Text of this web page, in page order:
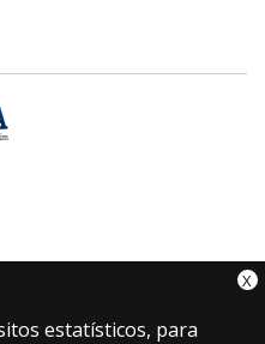
X
estatísticos, para